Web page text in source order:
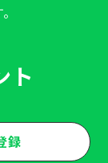
ト
録